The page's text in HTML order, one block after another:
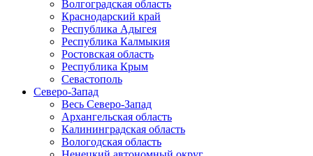
Волгоградская область
Краснодарский край
Республика Адыгея
Республика Калмыкия
Ростовская область
Республика Крым
Севастополь
Северо-Запад
Весь Северо-Запад
Архангельская область
Калининградская область
Вологодская область